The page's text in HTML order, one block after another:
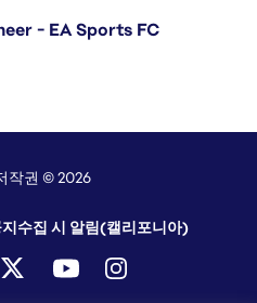
- EA Sports FC
작권 © 2026
수집 시 알림(캘리포니아)